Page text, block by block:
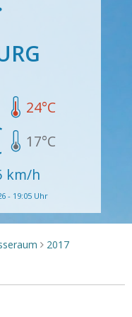
24°C
17°C
km/h
- 19:05 Uhr
> 2017